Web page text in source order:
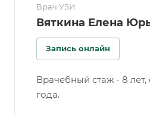
Врач УЗИ
Вяткина Елена
Запись онлайн
Врачебный стаж - 8
года.